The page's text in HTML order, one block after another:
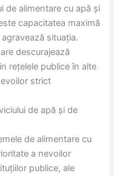
de alimentare cu apă și
capacitatea maximă
situația.
descurajează
rețelele publice în alte
strict
de apă și de
de alimentare cu
a nevoilor
publice, ale